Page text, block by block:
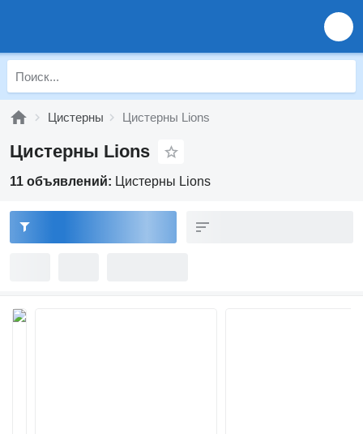
Цистерны Цистерны Lions
Цистерны Lions
11 объявлений: Цистерны Lions